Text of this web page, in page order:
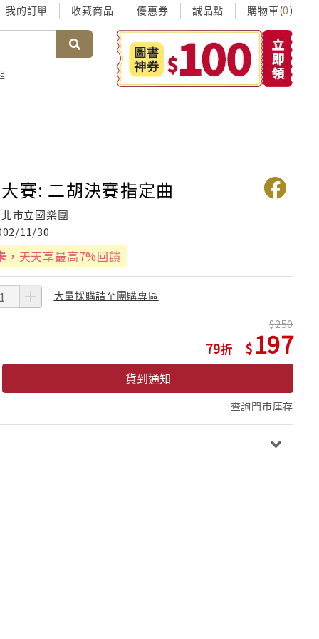
我的訂單 收藏商品 優惠券 誠品點 購物車(0)
賽: 二胡決賽指定曲
市立國樂團
11/30
，天天享最高7%回饋
大量採購請至團購專區
79
250
197
貨到通知
查詢門市庫存